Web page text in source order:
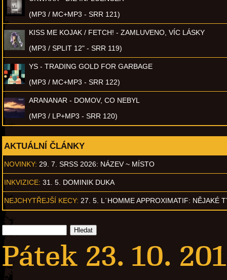
(MP3 / MC+MP3 - SRR 121)
KISS ME KOJAK / FETCH! - ZAMLUVENO, VÍC LÁSKY
(MP3 / SPLIT 12" - SRR 119)
YS - TRADING GOLD FOR GARBAGE
(MP3 / MC+MP3 - SRR 122)
ARANANAR - DOMOV, CO NEBYL
(MP3 / LP+MP3 - SRR 120)
AKTUÁLNÍ ČLÁNKY
NOVINKY: 29. 7. SRSS 2026: NÁZEV ~ MÍSTO
INKVIZICE: 31. 5. DOMINIK DUKA
NEJCHYTŘEJŠÍ KECY: 27. 5. L´HOMME APPROXIMATIF: NĚJAKÉ
Pátek 23. 10.